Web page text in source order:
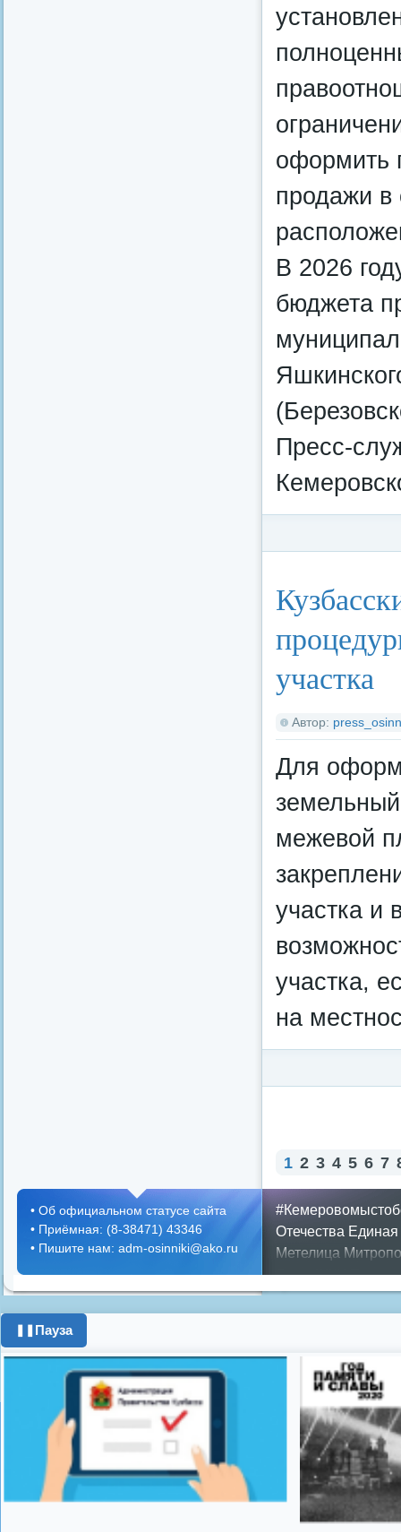
оформить
продажи в
В 2026
бюджета
Пресс-
участка
Автор:
Для
земельный
межевой
участка и
участка,
на
1 2 3 4 5 6 7
Отечества
Метелица
Днем ЖКХ
Противопожарная
день города
цифровое
Показать все теги
• Об официальном статусе сайта
• Приёмная: (8-38471) 43346
• Пишите нам: adm-osinniki@ako.ru
Пауза